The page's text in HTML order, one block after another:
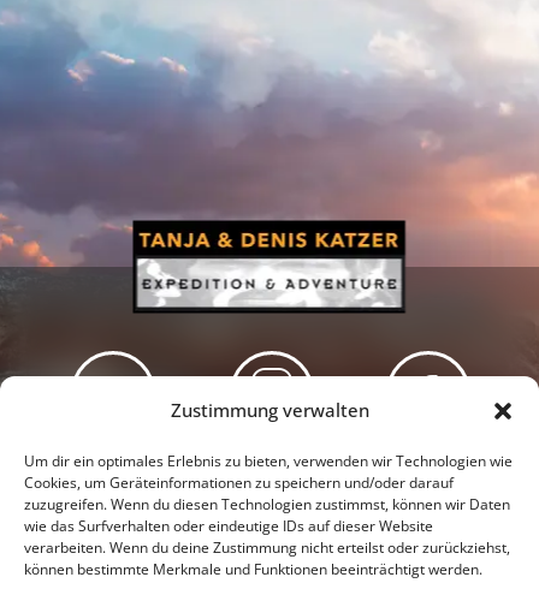
Zustimmung verwalten
Um dir ein optimales Erlebnis zu bieten, verwenden wir Technologien wie
Cookies, um Geräteinformationen zu speichern und/oder darauf
zuzugreifen. Wenn du diesen Technologien zustimmst, können wir Daten
wie das Surfverhalten oder eindeutige IDs auf dieser Website
verarbeiten. Wenn du deine Zustimmung nicht erteilst oder zurückziehst,
können bestimmte Merkmale und Funktionen beeinträchtigt werden.
Newsletter Podcast Facebook